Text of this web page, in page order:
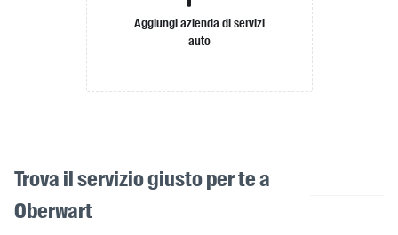
Aggiungi azienda di servizi
auto
Trova il servizio giusto per te a
Oberwart